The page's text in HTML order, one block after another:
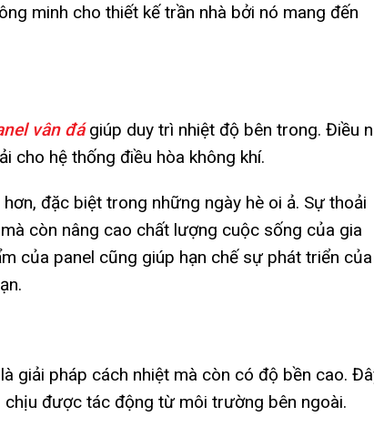
minh cho thiết kế trần nhà bởi nó mang đến
vân đágiúp duy trì nhiệt độ bên trong. Điều
cho hệ thống điều hòa không khí.
đặc biệt trong những ngày hè oi ả. Sự thoải
còn nâng cao chất lượng cuộc sống của gia
của panel cũng giúp hạn chế sự phát triển của
giải pháp cách nhiệt mà còn có độ bền cao.
được tác động từ môi trường bên ngoài.